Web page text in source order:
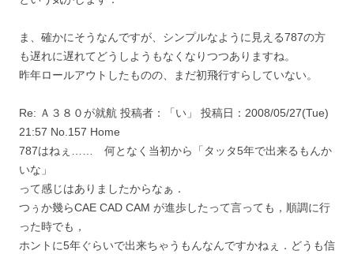
ま、確かにそうなんですが、シンプルなように見える787の方
も遅れに遅れてどうしようもなくなりつつありますね。
昨年ロールアウトしたものの、まだ初飛行すらしていない。
Re: Ａ３８０が就航 投稿者：「い」 投稿日：2008/05/27(Tue)
21:57 No.157 Home
787はねぇ…… 何となく当初から「タッタ5年で出来るもんか
いな」
って感じはありましたからなぁ．
つぅか幾らCAE CAD CAM が進歩したって言っても，順調に行
った時でも，
ホントに5年ぐらいで出来ちゃうもんなんですかねぇ．どうも信